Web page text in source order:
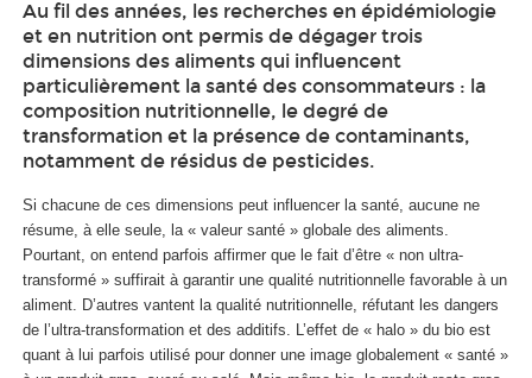
Au fil des années, les recherches en épidémiologie
et en nutrition ont permis de dégager trois
dimensions des aliments qui influencent
particulièrement la santé des consommateurs : la
composition nutritionnelle, le degré de
transformation et la présence de contaminants,
notamment de résidus de pesticides.
Si chacune de ces dimensions peut influencer la santé, aucune ne
résume, à elle seule, la « valeur santé » globale des aliments.
Pourtant, on entend parfois affirmer que le fait d’être « non ultra-
transformé » suffirait à garantir une qualité nutritionnelle favorable à un
aliment. D’autres vantent la qualité nutritionnelle, réfutant les dangers
de l’ultra-transformation et des additifs. L’effet de « halo » du bio est
quant à lui parfois utilisé pour donner une image globalement « santé »